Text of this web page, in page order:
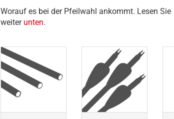
Worauf es bei der Pfeilwahl ankommt. Lesen Sie
weiter unten.